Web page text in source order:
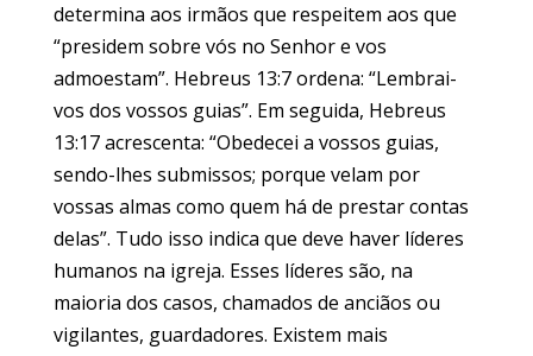
determina aos irmãos que respeitem aos que
“presidem sobre vós no Senhor e vos
admoestam”. Hebreus 13:7 ordena: “Lembrai-
vos dos vossos guias”. Em seguida, Hebreus
13:17 acrescenta: “Obedecei a vossos guias,
sendo-lhes submissos; porque velam por
vossas almas como quem há de prestar contas
delas”. Tudo isso indica que deve haver líderes
humanos na igreja. Esses líderes são, na
maioria dos casos, chamados de anciãos ou
vigilantes, guardadores. Existem mais